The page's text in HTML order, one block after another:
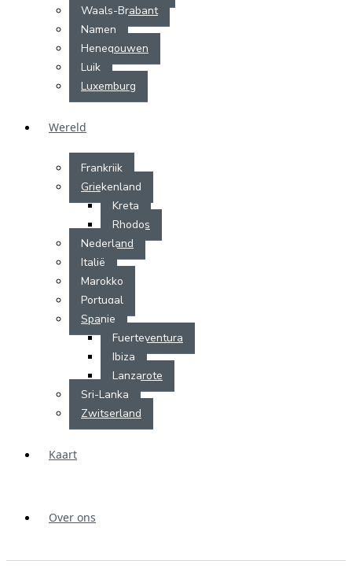
Waals-Brabant
Namen
Henegouwen
Luik
Luxemburg
Wereld
Frankrijk
Griekenland
Kreta
Rhodos
Nederland
Italië
Marokko
Portugal
Spanje
Fuerteventura
Ibiza
Lanzarote
Sri-Lanka
Zwitserland
Kaart
Over ons